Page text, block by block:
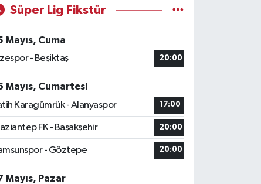
Süper Lig Fikstür
Mayıs, Cuma
- Beşiktaş
20:00
Mayıs, Cumartesi
Karagümrük - Alanyaspor
17:00
FK - Başakşehir 20:00
- Göztepe 20:00
Mayıs, Pazar